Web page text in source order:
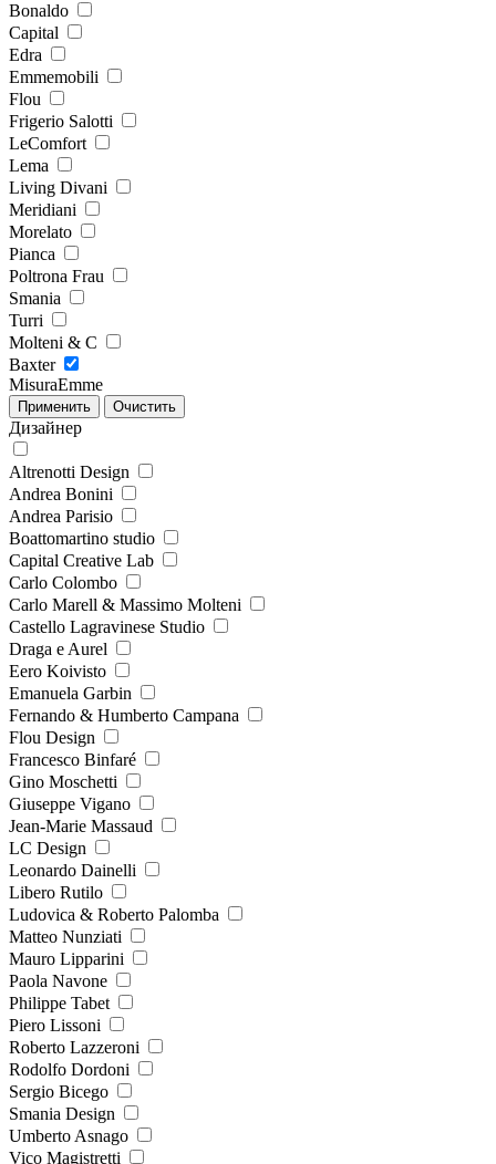
Bonaldo
Capital
Edra
Emmemobili
Flou
Frigerio Salotti
LeComfort
Lema
Living Divani
Meridiani
Morelato
Pianca
Poltrona Frau
Smania
Turri
Molteni & C
Baxter
MisuraEmme
Дизайнер
Altrenotti Design
Andrea Bonini
Andrea Parisio
Boattomartino studio
Capital Creative Lab
Carlo Colombo
Carlo Marell & Massimo Molteni
Castello Lagravinese Studio
Draga e Aurel
Eero Koivisto
Emanuela Garbin
Fernando & Humberto Campana
Flou Design
Francesco Binfaré
Gino Moschetti
Giuseppe Vigano
Jean-Marie Massaud
LC Design
Leonardo Dainelli
Libero Rutilo
Ludovica & Roberto Palomba
Matteo Nunziati
Mauro Lipparini
Paola Navone
Philippe Tabet
Piero Lissoni
Roberto Lazzeroni
Rodolfo Dordoni
Sergio Bicego
Smania Design
Umberto Asnago
Vico Magistretti